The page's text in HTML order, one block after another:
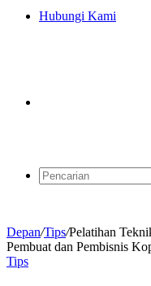
Hubungi Kami
Acak
Depan/Tips/Pelatihan
Pembuat dan Pembisnis
Tips